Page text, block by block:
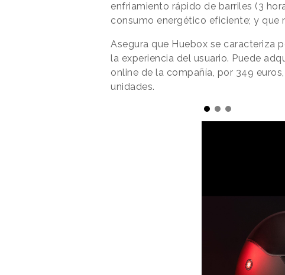
enfriamiento rápido de barriles (3
consumo energético eficiente; y que
Asegura que Huebox se caracteriza
la experiencia del usuario. Puede
online de la compañía, por 349
unidades.